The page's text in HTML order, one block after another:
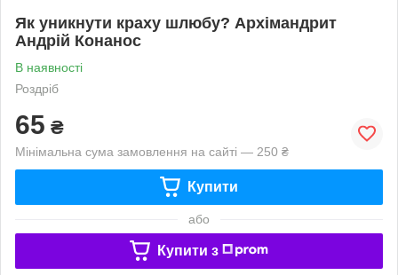
Як уникнути краху шлюбу? Архімандрит
Андрій Конанос
В наявності
Роздріб
65 ₴
Мінімальна сума замовлення на сайті — 250 ₴
Купити
або
Купити з